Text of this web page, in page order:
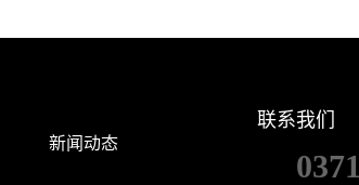
新闻动态
联系我们